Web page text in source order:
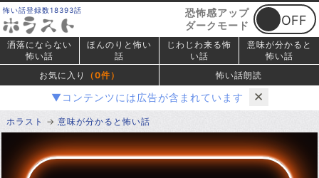
怖い話登録数18393話
恐怖感アップ
ダークモード
洒落にならない
怖い話
ほんのりと怖い
話
じわじわ来る怖
い話
意味が分かると
怖い話
お気に入り
（0件） 怖い話朗読
▼コンテンツには広告が含まれています ✕
ホラスト 意味が分かると怖い話